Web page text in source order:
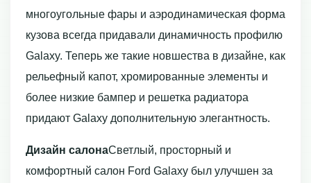
многоугольные фары и аэродинамическая форма
кузова всегда придавали динамичность профилю
Galaxy. Теперь же такие новшества в дизайне, как
рельефный капот, хромированные элементы и
более низкие бампер и решетка радиатора
придают Galaxy дополнительную элегантность.
Дизайн салонаСветлый, просторный и
комфортный салон Ford Galaxy был улучшен за